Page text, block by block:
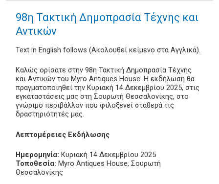
98η Τακτική Δημοπρασία Τέχνης και
Αντικών
Text in English follows (Ακολουθεί κείμενο στα Αγγλικά).
Καλώς ορίσατε στην 98η Τακτική Δημοπρασία Τέχνης
και Αντικών του Myro Antiques House. Η εκδήλωση θα
πραγματοποιηθεί την Κυριακή 14 Δεκεμβρίου 2025, στις
εγκαταστάσεις μας στη Σουρωτή Θεσσαλονίκης, στο
γνώριμο περιβάλλον που φιλοξενεί σταθερά τις
δραστηριότητές μας.
Λεπτομέρειες Εκδήλωσης
Ημερομηνία: Κυριακή 14 Δεκεμβρίου 2025
Τοποθεσία: Myro Antiques House, Σουρωτή
Θεσσαλονίκης